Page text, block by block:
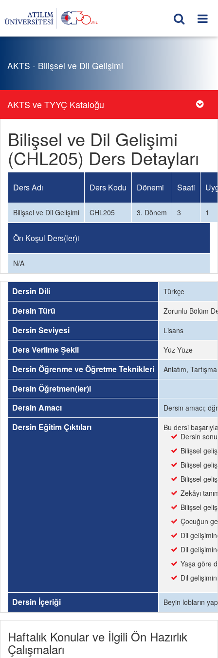
AKTS - Bilişsel ve Dil Gelişimi
AKTS ve TYYÇ Kataloğu
Bilişsel ve Dil Gelişimi
(CHL205) Ders Detayları
Ders Adı Ders Kodu Dönemi Saati
Bilişsel ve Dil Gelişimi CHL205 3. Dönem 3 1
Ön Koşul Ders(ler)i
N/A
Dersin Dili Türkçe
Dersin Türü Zorunlu Bölüm
Dersin Seviyesi Lisans
Ders Verilme Şekli Yüz Yüze
Dersin Öğrenme ve Öğretme Teknikleri Anlatım,
Dersin Öğretmen(ler)i
Dersin Amacı
Dersin amacı;
Dersin Eğitim Çıktıları
Bu dersi
Dersin
Bilişsel
Bilişsel
Bilişsel
Zekâyı
Bilişsel
Çocuğun
Dil
Dil
Yaşa göre
Dil
Dersin İçeriği Beyin lobların
Haftalık Konular ve İlgili Ön Hazırlık
Çalışmaları